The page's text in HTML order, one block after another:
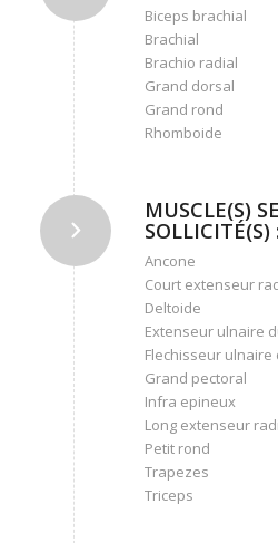
Biceps brachial
Brachial
Brachio radial
Grand dorsal
Grand rond
Rhomboide
MUSCLE(S)
SOLLICITÉ(S) :
Ancone
Court extenseur
Deltoide
Extenseur ulnaire
Flechisseur ulnaire
Grand pectoral
Infra epineux
Long extenseur
Petit rond
Trapezes
Triceps